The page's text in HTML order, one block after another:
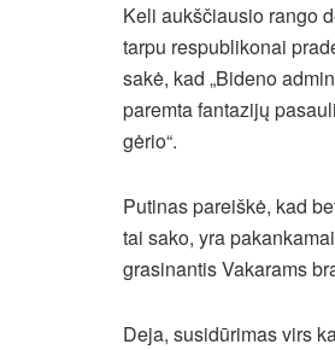
Keli aukščiausio rango
tarpu respublikonai
sakė, kad „Bideno
paremta fantazijų
gėrio“.
Putinas pareiškė, kad
tai sako, yra
grasinantis Vakarams
Deja, susidūrimas virs